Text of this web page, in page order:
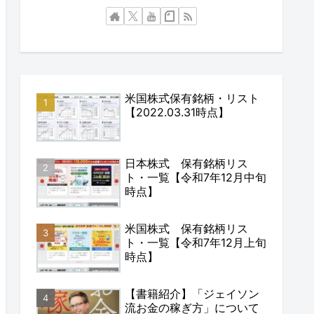
米国株式保有銘柄・リスト
【2022.03.31時点】
日本株式 保有銘柄リス
ト・一覧【令和7年12月中旬
時点】
米国株式 保有銘柄リス
ト・一覧【令和7年12月上旬
時点】
【書籍紹介】「ジェイソン
流お金の稼ぎ方」について